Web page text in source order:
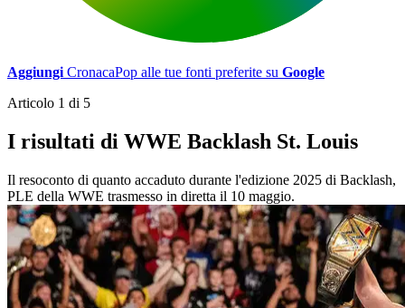
Aggiungi CronacaPop alle tue fonti preferite su Google
Articolo 1 di 5
I risultati di WWE Backlash St. Louis
Il resoconto di quanto accaduto durante l'edizione 2025 di Backlash,
PLE della WWE trasmesso in diretta il 10 maggio.